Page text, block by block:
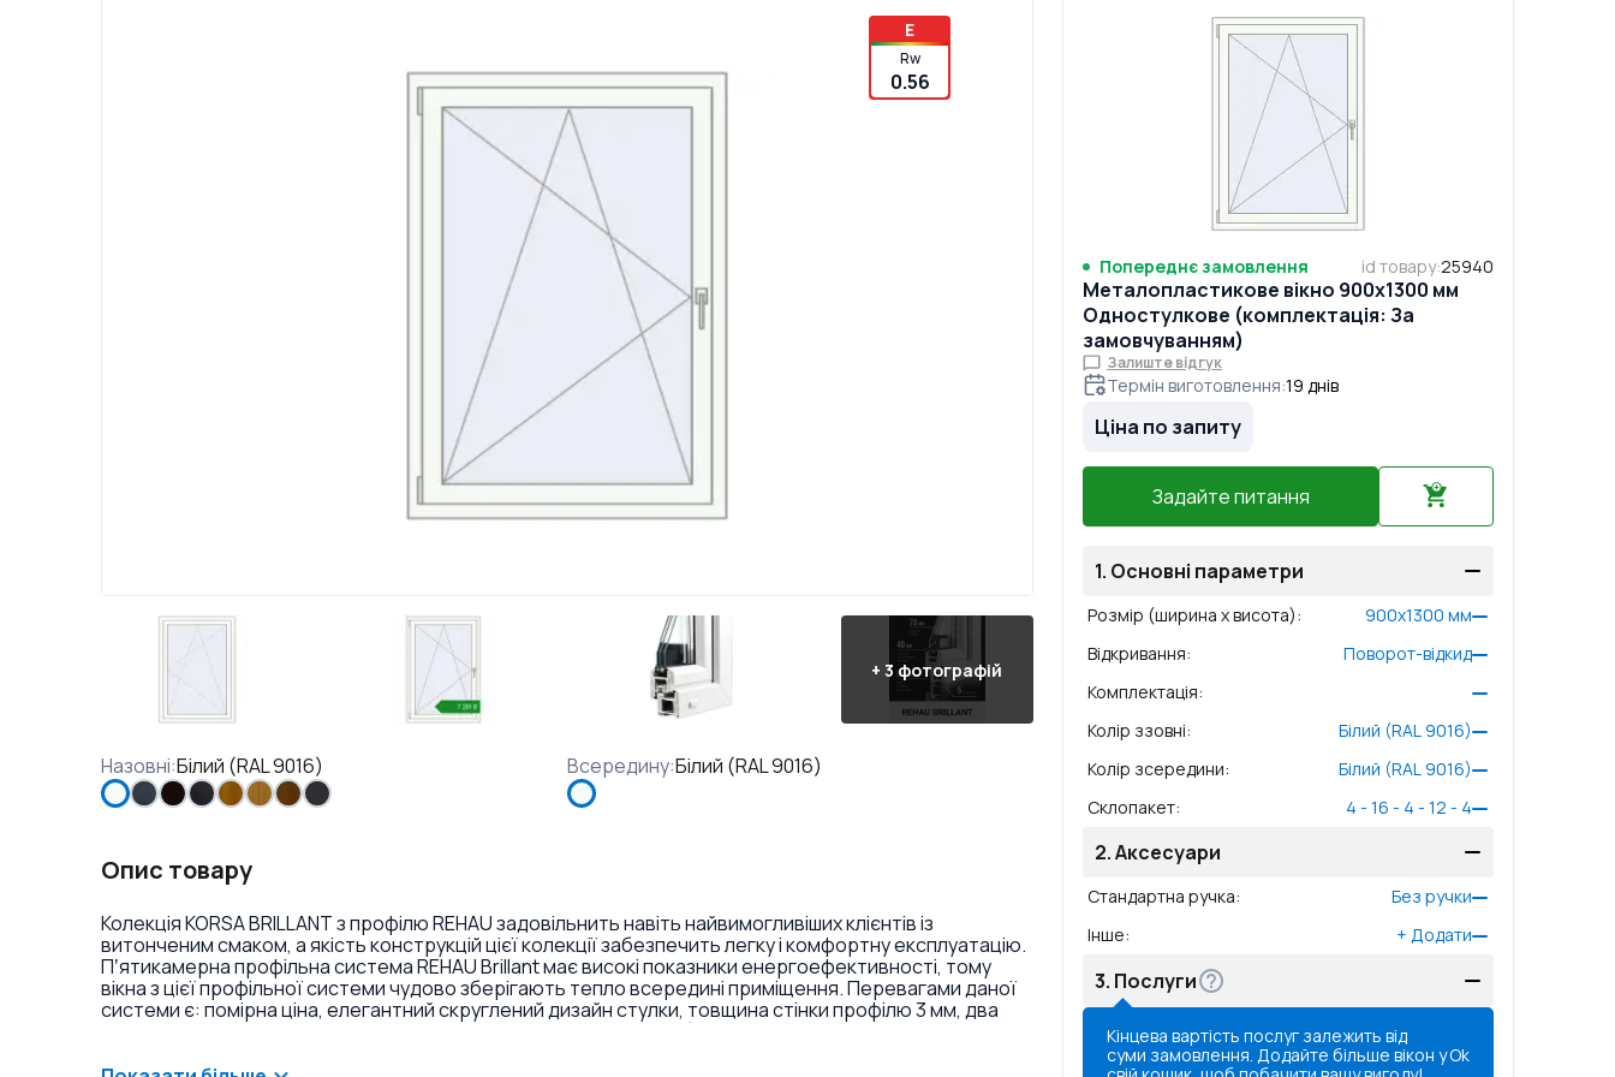
E
Rw
0.56
+3 фотографій
Назовні:Білий (RAL 9016) Всередину:Білий (RAL 9016)
Опис товару
Колекція KORSA BRILLANT з профілю REHAU задовільнить навіть найвимогливіших клієнтів із
витонченим смаком, а якість конструкцій цієї колекції забезпечить легку і комфортну експлуатацію.
Пʼятикамерна профільна система REHAU Brillant має високі показники енергоефективності, тому
вікна з цієї профільної системи чудово зберігають тепло всередині приміщення. Перевагами даної
системи є: помірна ціна, елегантний скруглений дизайн стулки, товщина стінки профілю 3 мм, два
контури високоякісного ущільнення з високим вмістом каучуку (затримують повітряний потік і
Попереднє замовлення id товару:25940
Металопластикове вікно 900x1300 мм
Одностулкове (комплектація: За
замовчуванням)
Залиште відгук
Термін виготовлення:19 днів
Ціна по запиту
Задайте питання
1. Основні параметри
Розмір (ширина x висота): 900x1300 мм
Відкривання:
Поворот-відкид
Комплектація:
Колір ззовні:
Білий (RAL 9016)
Колір зсередини:
Білий (RAL 9016)
Склопакет: 4 - 16 - 4 - 12 - 4
2.Аксесуари
Стандартна ручка:
Без ручки
Інше: + Додати
3. Послуги
Кінцева вартість послуг залежить від
суми замовлення. Додайте більше вікон уOk